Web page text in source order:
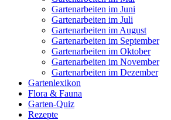
Gartenarbeiten im Juni
Gartenarbeiten im Juli
Gartenarbeiten im August
Gartenarbeiten im September
Gartenarbeiten im Oktober
Gartenarbeiten im November
Gartenarbeiten im Dezember
Gartenlexikon
Flora & Fauna
Garten-Quiz
Rezepte